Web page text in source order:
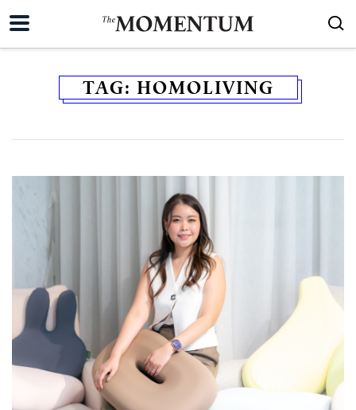
TAG: HOMOLIVING